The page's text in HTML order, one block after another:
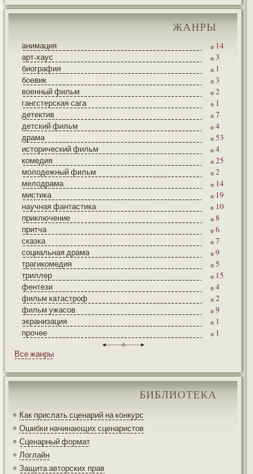
ЖАНРЫ
анимация
14
арт-хаус
3
биография
1
боевик
3
военный фильм
2
гангстерская сага
1
детектив
7
детский фильм
4
драма
53
исторический фильм
4
комедия
25
молодежный фильм
2
мелодрама
14
мистика
19
научная фантастика
10
приключение
8
притча
6
сказка
7
социальная драма
9
трагикомедия
5
триллер
15
фентези
4
фильм катастроф
2
фильм ужасов
9
экранизация
1
прочее
1
Все жанры
БИБЛИОТЕКА
Как прислать сценарий на конкурс
Ошибки начинающих сценаристов
Сценарный формат
Логлайн
Защита авторских прав